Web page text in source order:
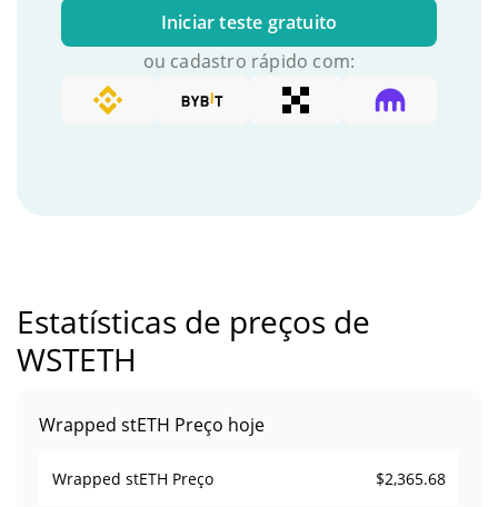
Iniciar teste gratuito
ou cadastro rápido com:
Estatísticas de preços de
WSTETH
Wrapped stETH Preço hoje
Wrapped stETH Preço $2,365.68